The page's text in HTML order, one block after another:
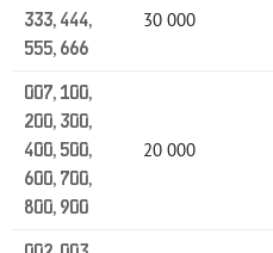
333, 444,
555, 666
30 000
007, 100,
200, 300,
400, 500,
600, 700,
800, 900
20 000